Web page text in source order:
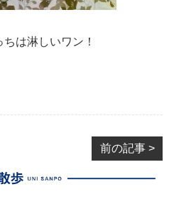
は淋しいワン！
前の記事 >